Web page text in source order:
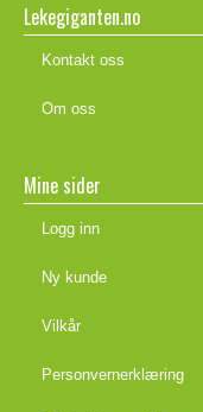
Lekegiganten.no
Kontakt oss
Om oss
Mine sider
Logg inn
Ny kunde
Vilkår
Personvernerklæring